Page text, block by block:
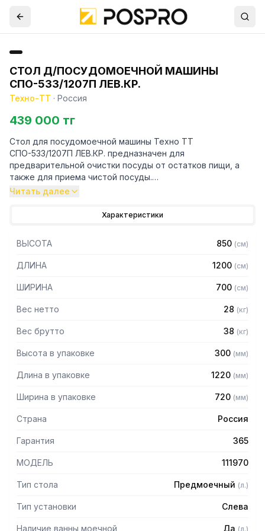
СТОЛ Д/ПОСУДОМОЕЧНОЙ МАШИНЫ
СПО-533/1207П ЛЕВ.КР.
Техно-ТТ · Россия
439 000 тг
Стол для посудомоечной машины Техно ТТ
СПО-533/1207П ЛЕВ.КР. предназначен для
предварительной очистки посуды от остатков пищи, а
также для приема чистой посуды.
180мм расположенным справа
— Цельнотянутая емкостью 500х400х250 мм из
нержавеющей стали марки AISI 304 толщиной 1 мм
— Столешница из нержавеющей стали марки AISI 304
— Каркас разборный из трубы 40х40 мм нержавеющей
— Полка из нержавеющей стали марки AISI 304 толщиной
— Крепление к посудомоечной машине слева
— Стол поставляется в разобранном виде
Читать далее
Характеристики
ВЫСОТА 850 (см)
ДЛИНА 1200 (см)
ШИРИНА 700 (см)
Вес нетто 28 (кг)
Вес брутто 38 (кг)
Высота в упаковке 300 (мм)
Длина в упаковке 1220 (мм)
Ширина в упаковке 720 (мм)
Страна Россия
Гарантия 365
МОДЕЛЬ 111970
Тип стола Предмоечный (л.)
Тип установки Слева
Наличие ванны моечной Да (л.)